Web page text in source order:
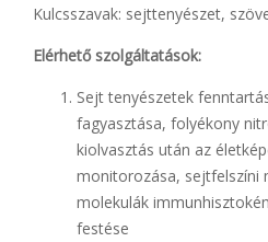
Kulcsszavak: sejttenyészet,
Elérhető szolgáltatások:
Sejt tenyészetek
fagyasztása, folyékony
kiolvasztás után az
monitorozása, sejtfelszíni
molekulák
festése